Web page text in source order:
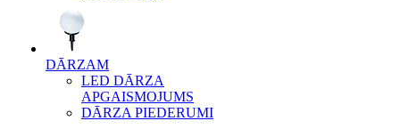
DĀRZAM
LED DĀRZA
APGAISMOJUMS
DĀRZA PIEDERUMI